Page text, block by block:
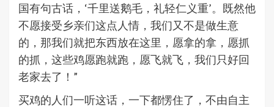
国有句古话，‘千里送鹅毛，礼轻仁义重’。既然他
不愿接受乡亲们这点人情，我们又不是做生意
的，那我们就把东西放在这里，愿拿的拿，愿抓
的抓，这些鸡愿跑就跑，愿飞就飞，我们只好回
老家去了！”
买鸡的人们一听这话，一下都愣住了，不由自主